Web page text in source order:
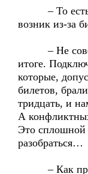
– То есть
возник из-за
– Не
итоге.
которые,
билетов,
тридцать, и
А
Это сплошной
разобраться…
– Как